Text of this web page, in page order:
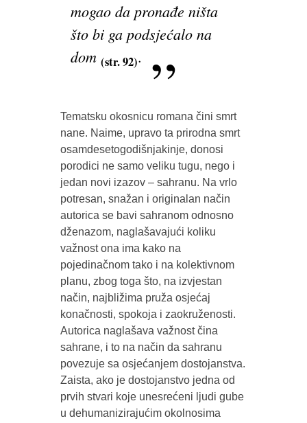
mogao da pronađe ništa
što bi ga podsjećalo na
dom (str. 92).
Tematsku okosnicu romana čini smrt
nane. Naime, upravo ta prirodna smrt
osamdesetogodišnjakinje, donosi
porodici ne samo veliku tugu, nego i
jedan novi izazov – sahranu. Na vrlo
potresan, snažan i originalan način
autorica se bavi sahranom odnosno
dženazom, naglašavajući koliku
važnost ona ima kako na
pojedinačnom tako i na kolektivnom
planu, zbog toga što, na izvjestan
način, najbližima pruža osjećaj
konačnosti, spokoja i zaokruženosti.
Autorica naglašava važnost čina
sahrane, i to na način da sahranu
povezuje sa osjećanjem dostojanstva.
Zaista, ako je dostojanstvo jedna od
prvih stvari koje unesrećeni ljudi gube
u dehumanizirajućim okolnosima